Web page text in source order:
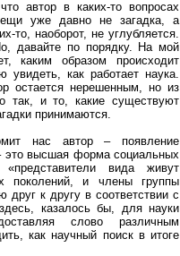
автор в каких-то вопросах
уже давно не загадка, а
то, наоборот, не углубляется.
давайте по порядку. На мой
каким образом происходит
увидеть, как работает наука.
остается нерешенным, но из
так, и то, какие существуют
принимаются.
нас автор – появление
это высшая форма социальных
вида живут
поколений, и члены группы
друг к другу в соответствии с
казалось бы, для науки
слово различным
как научный поиск в итоге